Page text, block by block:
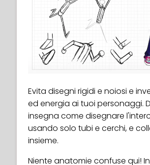
Evita disegni rigidi e noiosi e
ed energia ai tuoi personaggi.
insegna come disegnare
usando solo tubi e cerchi, e
insieme.
Niente anatomie confuse qui!